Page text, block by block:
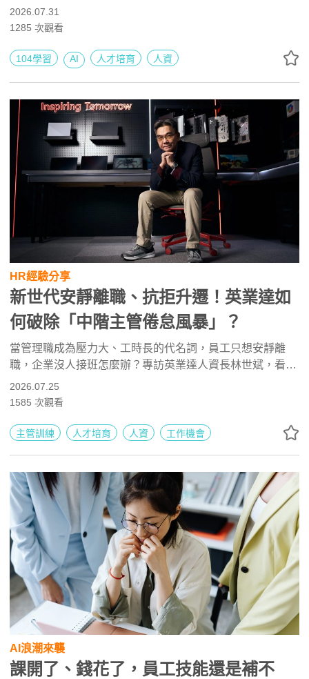
場更強調將「AI應用直接融入職涯發展」，使得不少國際級
企業都將培訓預算從傳統的簡報、影片、選擇題，改成「圍
伴，在真實公務中進行高頻率的實務演練。
2026.07.31
1285 次觀看
104學習 AI 人才培育 人資
HR經驗分享
新世代安靜離職、抗拒升遷！英業達如
何破除「中階主管倦怠風暴」？
當管理職成為壓力大、工時長的代名詞，員工只想安靜離
職，企業沒人接班怎麼辦？專訪英業達人資長林世斌，看3
萬人科技大廠如何透過精準IDP、建立「N+1」人才板凳，
並用情感連結（Emotional Bonding）拯救中階主管倦怠，
2026.07.25
1585 次觀看
主管訓練 人才培育 人資 工作機會
AI浪潮來襲
課開了、錢花了，員工技能還是補不